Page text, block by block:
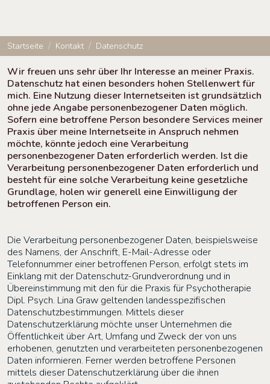
Startseite Kontakt Datenschutz
Wir freuen uns sehr über Ihr Interesse an meiner Praxis.
Datenschutz hat einen besonders hohen Stellenwert für
mich. Eine Nutzung dieser Internetseiten ist grundsätzlich
ohne jede Angabe personenbezogener Daten möglich.
Sofern eine betroffene Person besondere Services meiner
Praxis über meine Internetseite in Anspruch nehmen
möchte, könnte jedoch eine Verarbeitung
personenbezogener Daten erforderlich werden. Ist die
Verarbeitung personenbezogener Daten erforderlich und
besteht für eine solche Verarbeitung keine gesetzliche
Grundlage, holen wir generell eine Einwilligung der
betroffenen Person ein.
Die Verarbeitung personenbezogener Daten, beispielsweise
des Namens, der Anschrift, E-Mail-Adresse oder
Telefonnummer einer betroffenen Person, erfolgt stets im
Einklang mit der Datenschutz-Grundverordnung und in
Übereinstimmung mit den für die Praxis für Psychotherapie
Dipl. Psych. Lina Graw geltenden landesspezifischen
Datenschutzbestimmungen. Mittels dieser
Datenschutzerklärung möchte unser Unternehmen die
Öffentlichkeit über Art, Umfang und Zweck der von uns
erhobenen, genutzten und verarbeiteten personenbezogenen
Daten informieren. Ferner werden betroffene Personen
mittels dieser Datenschutzerklärung über die ihnen